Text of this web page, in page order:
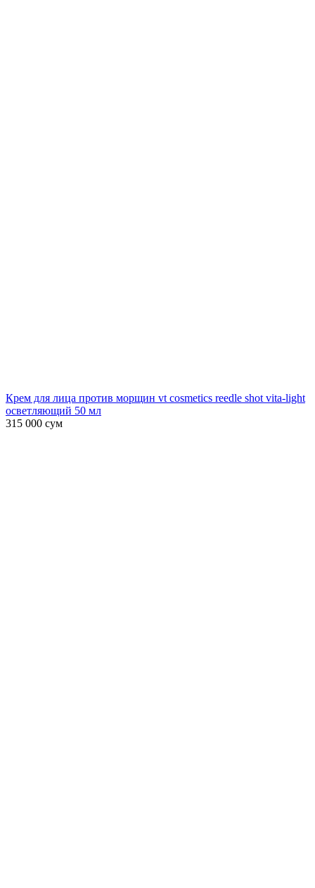
Крем для лица против морщин vt cosmetics reedle shot vita-light
осветляющий 50 мл
315 000 сум